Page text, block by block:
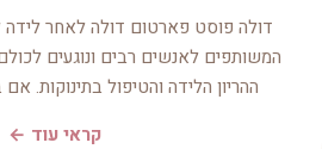
דולה פוסט פארטום דולה לאחר לידה
המשותפים לאנשים רבים ונוגעים
ההריון הלידה והטיפול בתינוקות.
קראי עוד ←